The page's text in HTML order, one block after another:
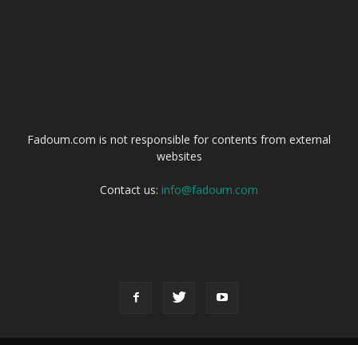
Fadoum.com is not responsible for contents from external
websites
Contact us: info@fadoum.com